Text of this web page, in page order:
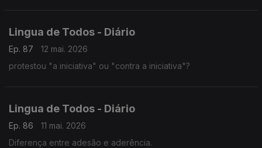
Lingua de Todos - Diário
Ep. 87
12 mai. 2026
protestou "a iniciativa" ou "contra a iniciativa"?
Lingua de Todos - Diário
Ep. 86
11 mai. 2026
Diferença entre adesão e aderência.